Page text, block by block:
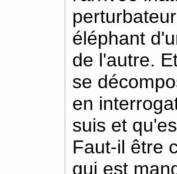
éléphant
de l'autre.
se
en
suis et
Faut-il être
qui est